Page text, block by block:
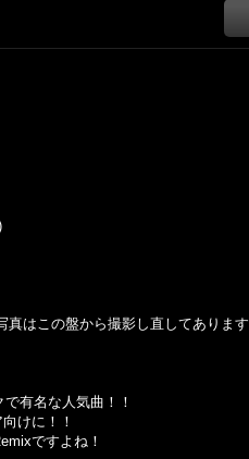
真はこの盤から撮影し直してありま
有名な人気曲！！
けに！！
ですよね！